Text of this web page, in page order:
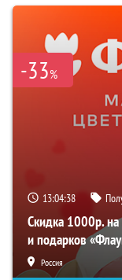
-33%
13:04:37
Скидка 1000р. на
и подарков
Россия